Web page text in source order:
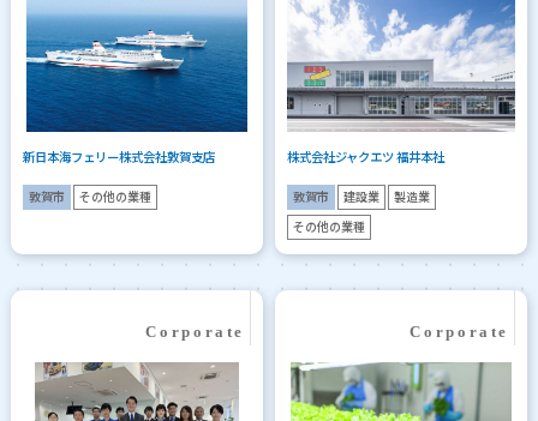
新日本海フェリー株式会社敦賀支店
敦賀市 その他の業種
株式会社ジャクエツ 福井本社
敦賀市 建設業 製造業
その他の業種